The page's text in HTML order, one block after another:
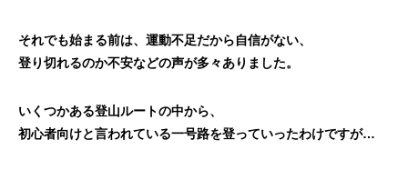
それでも始まる前は、運動不足だから自信がない、
登り切れるのか不安などの声が多々ありました。
いくつかある登山ルートの中から、
初心者向けと言われている一号路を登っていったわけですが…